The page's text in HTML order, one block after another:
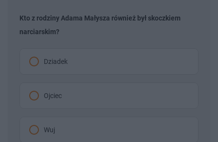
Kto z rodziny Adama Małysza również był skoczkiem
narciarskim?
Dziadek
Ojciec
Wuj